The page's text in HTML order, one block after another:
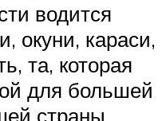
водится
окуни, караси,
та, которая
для большей
страны.